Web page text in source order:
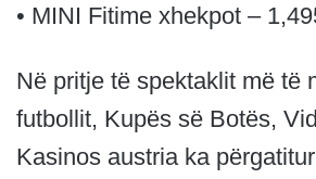
• MINI Fitime xhekpot –
Në pritje të spektaklit më të
futbollit, Kupës së Botës,
Kasinos austria ka